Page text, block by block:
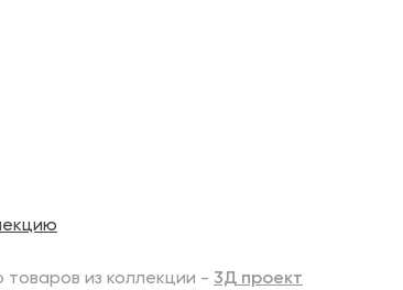
товаров из коллекции - 3Д проект